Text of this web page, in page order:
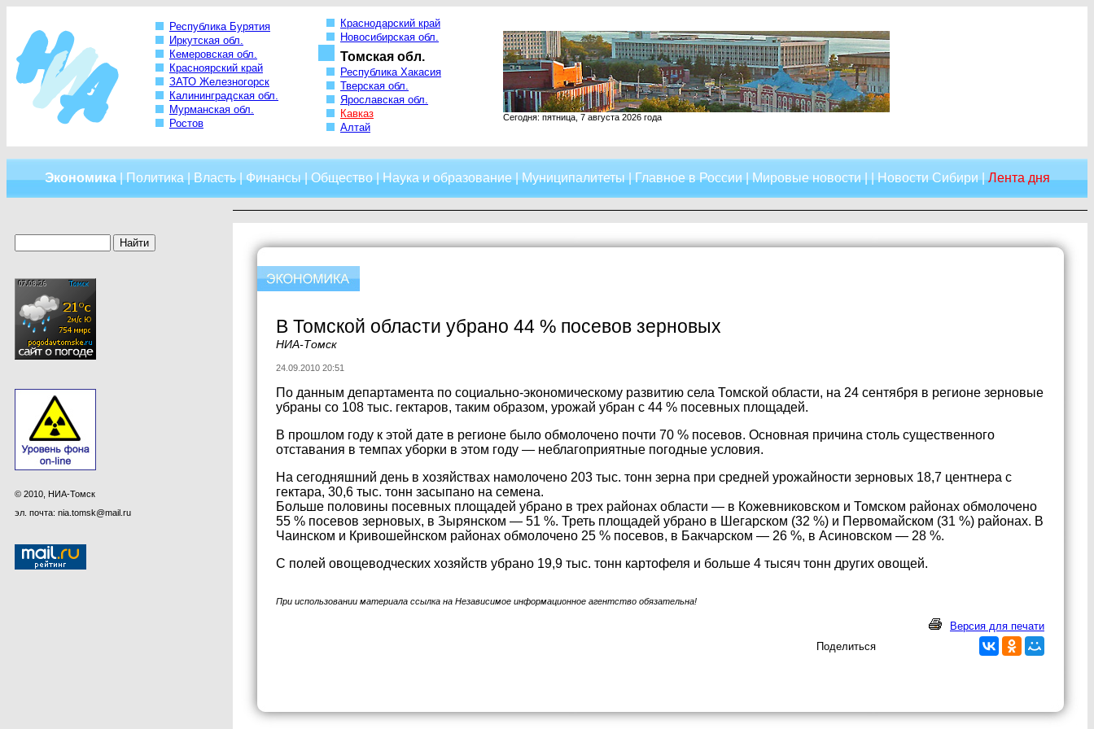
Республика Бурятия
Иркутская обл.
Кемеровская обл.
Красноярский край
ЗАТО Железногорск
Калининградская обл.
Мурманская обл.
Ростов
Краснодарский край
Новосибирская обл.
Томская обл.
Республика Хакасия
Тверская обл.
Ярославская обл.
Кавказ
Алтай
Сегодня: пятница, 7 августа 2026 года
Экономика|Политика|Власть|Финансы|Общество|Наука и образование|Муниципалитеты|Главное в России|Мировые новости| |Новости Сибири|Лента дня
© 2010, НИА-Томск
эл. почта: nia.tomsk@mail.ru
В Томской области убрано 44 % посевов зерновых
НИА-Томск
24.09.2010 20:51
По данным департамента по социально-экономическому развитию села Томской области, на 24 сентября в регионе зерновые
убраны со 108 тыс. гектаров, таким образом, урожай убран с 44 % посевных площадей.
В прошлом году к этой дате в регионе было обмолочено почти 70 % посевов. Основная причина столь существенного
отставания в темпах уборки в этом году — неблагоприятные погодные условия.
На сегодняшний день в хозяйствах намолочено 203 тыс. тонн зерна при средней урожайности зерновых 18,7 центнера с
гектара, 30,6 тыс. тонн засыпано на семена.
Больше половины посевных площадей убрано в трех районах области — в Кожевниковском и Томском районах обмолочено
55 % посевов зерновых, в Зырянском — 51 %. Треть площадей убрано в Шегарском (32 %) и Первомайском (31 %) районах. В
Чаинском и Кривошейнском районах обмолочено 25 % посевов, в Бакчарском — 26 %, в Асиновском — 28 %.
С полей овощеводческих хозяйств убрано 19,9 тыс. тонн картофеля и больше 4 тысяч тонн других овощей.
При использовании материала ссылка на Независимое информационное агентство обязательна!
Версия для печати
Поделиться